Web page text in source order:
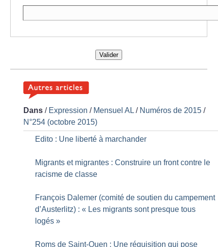
Valider
Dans / Expression / Mensuel AL / Numéros de 2015 /
N°254 (octobre 2015)
Edito : Une liberté à marchander
Migrants et migrantes : Construire un front contre le
racisme de classe
François Dalemer (comité de soutien du campement
d’Austerlitz) : « Les migrants sont presque tous
logés »
Roms de Saint-Ouen : Une réquisition qui pose